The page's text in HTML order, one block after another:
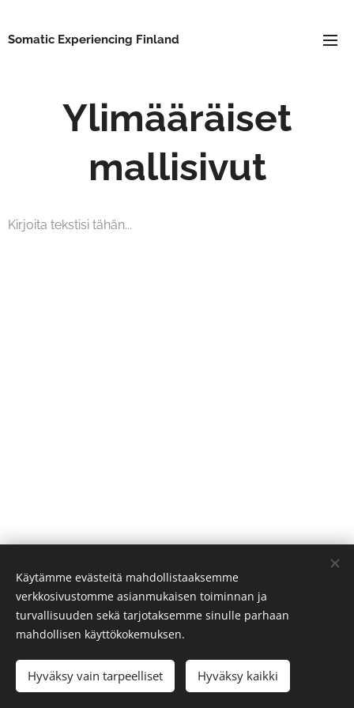
Somatic Experiencing Finland
Ylimääräiset
mallisivut
Kirjoita tekstisi tähän...
© 2025 Somatic Experiencing Finland ry | Kaikki oikeudet
pidätetään.
Evästeet
Kielet
Suomi
English
Käytämme evästeitä mahdollistaaksemme
verkkosivustomme asianmukaisen toiminnan ja
turvallisuuden sekä tarjotaksemme sinulle parhaan
mahdollisen käyttökokemuksen.
Hyväksy vain tarpeelliset Hyväksy kaikki